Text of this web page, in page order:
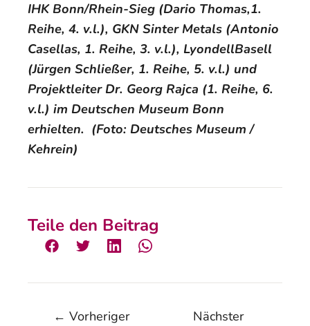
IHK Bonn/Rhein-Sieg (Dario Thomas,1.
Reihe, 4. v.l.), GKN Sinter Metals (Antonio
Casellas, 1. Reihe, 3. v.l.), LyondellBasell
(Jürgen Schließer, 1. Reihe, 5. v.l.) und
Projektleiter Dr. Georg Rajca (1. Reihe, 6.
v.l.) im Deutschen Museum Bonn
erhielten. (Foto: Deutsches Museum /
Kehrein)
Teile den Beitrag
← Vorheriger
Nächster